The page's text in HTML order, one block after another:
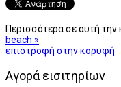
Περισσότερα σε αυτή την
beach »
επιστροφή στην κορυφή
Αγορά εισιτηρίων